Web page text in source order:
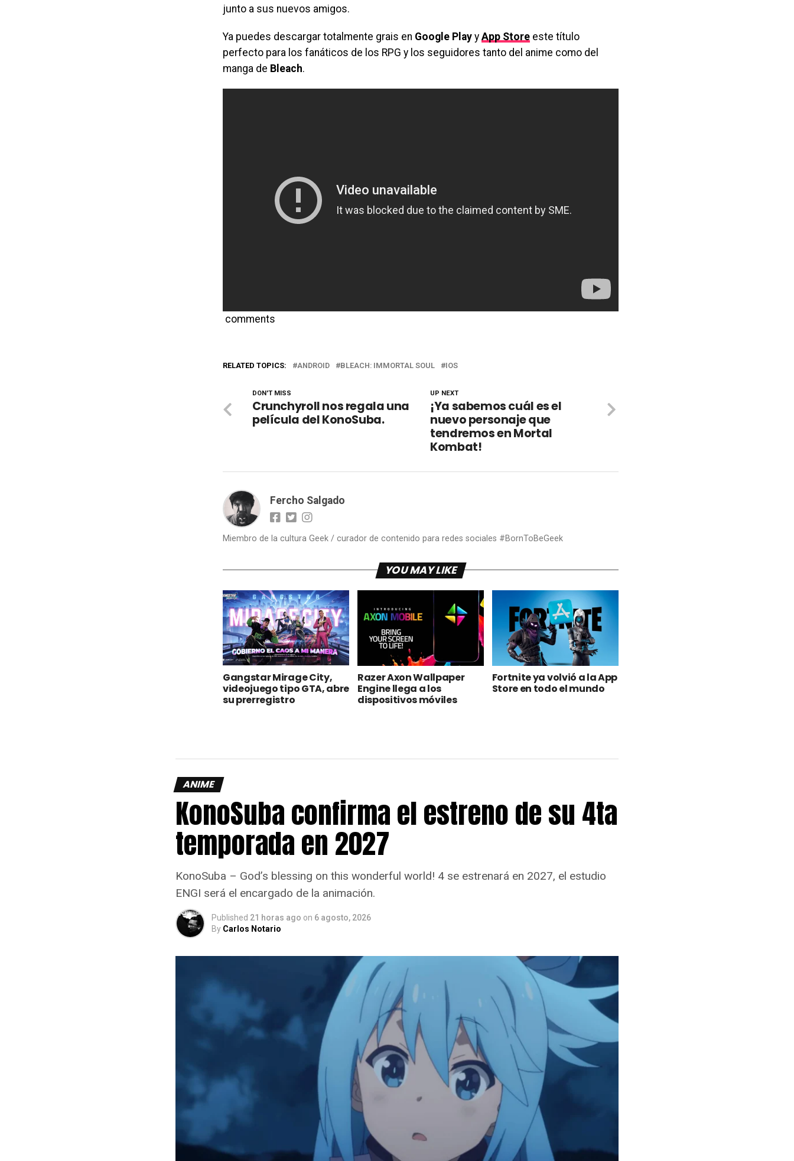
junto a sus nuevos amigos.
Ya puedes descargar totalmente grais en Google Play y App Store este título
perfecto para los fanáticos de los RPG y los seguidores tanto del anime como del
manga de Bleach.
comments
RELATED TOPICS: ANDROID BLEACH: IMMORTAL SOUL IOS
UP NEXT
¡Ya sabemos cuál es el
nuevo personaje que
tendremos en Mortal
Kombat!
DON'T MISS
Crunchyroll nos regala una
película del KonoSuba.
Fercho Salgado
Miembro de la cultura Geek / curador de contenido para redes sociales #BornToBeGeek
YOU MAY LIKE
Gangstar Mirage City,
videojuego tipo GTA, abre
su prerregistro
Razer Axon Wallpaper
Engine llega a los
dispositivos móviles
Fortnite ya volvió a la App
Store en todo el mundo
ANIME
KonoSuba confirma el estreno de su 4ta
temporada en 2027
KonoSuba – God’s blessing on this wonderful world! 4 se estrenará en 2027, el estudio
ENGI será el encargado de la animación.
Published 21 horas ago on 6 agosto, 2026
By Carlos Notario